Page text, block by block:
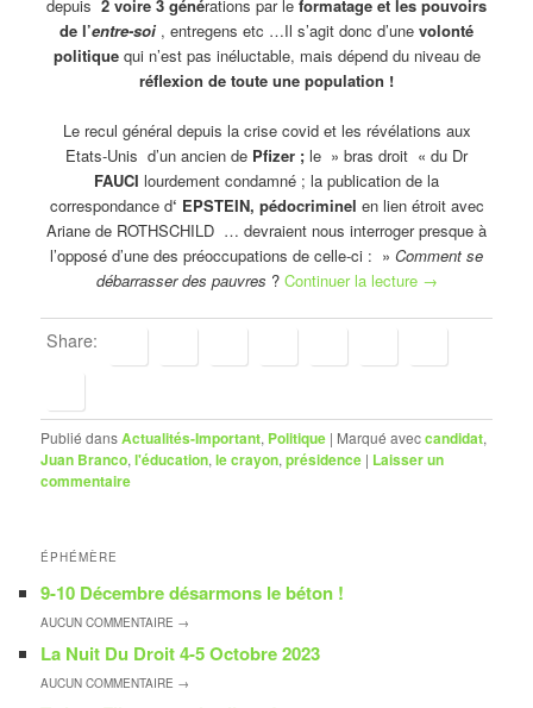
depuis 2 voire 3 générations par le formatage et les pouvoirs
de l’entre-soi , entregens etc …Il s’agit donc d’une volonté
politiquequi n’est pas inéluctable, mais dépend du niveau de
réflexion de toute une population !
Le recul général depuis la crise covid et les révélations aux
Etats-Unis d’un ancien de Pfizer ; le » bras droit « du Dr
FAUCI lourdement condamné ; la publication de la
correspondance d‘ EPSTEIN, pédocriminel en lien étroit avec
Ariane de ROTHSCHILD … devraient nous interroger presque à
l’opposé d’une des préoccupations de celle-ci : » Comment se
débarrasser des pauvres ? Continuer la lecture →
Share:
Publié dansActualités-Important, Politique | Marqué aveccandidat,
Juan Branco,l'éducation,le crayon,présidence | Laisser un
commentaire
ÉPHÉMÈRE
9-10 Décembre désarmons le béton !
AUCUNCOMMENTAIRE →
La Nuit Du Droit 4-5 Octobre 2023
AUCUNCOMMENTAIRE →